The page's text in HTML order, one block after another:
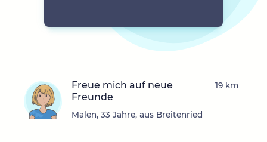
Freue mich auf neue
Freunde
Malen, 33 Jahre, aus Breitenried
19 km